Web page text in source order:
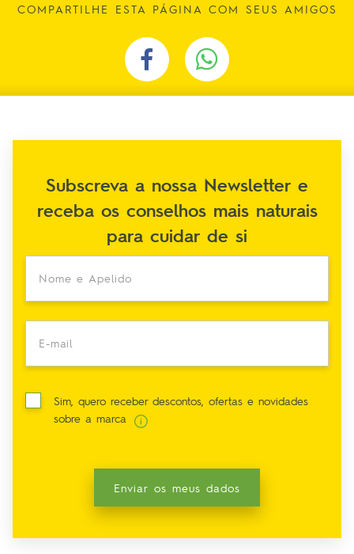
COMPARTILHE ESTA PÁGINA COM SEUS AMIGOS
Subscreva a nossa Newsletter e
receba os conselhos mais naturais
para cuidar de si
Nome e Apelido
E-mail
Sim, quero receber descontos, ofertas e novidades
sobre a marca
Enviar os meus dados